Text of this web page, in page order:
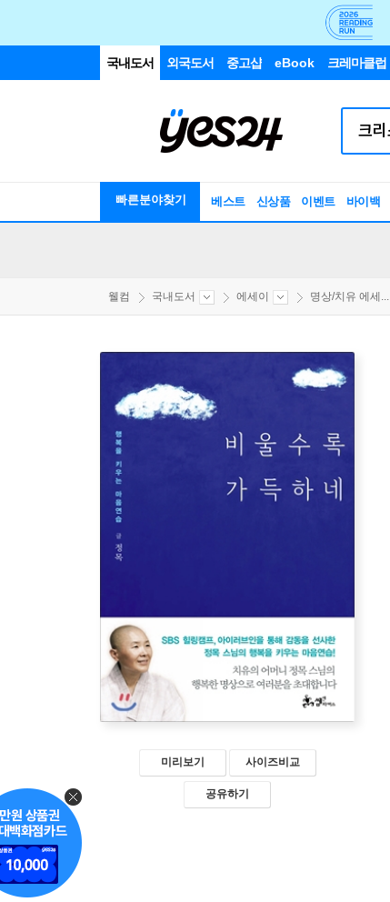
국내도서 외국도서 중고샵 eBook 크레마클럽
빠른분야찾기 베스트 신상품 이벤트 바이백
웰컴 국내도서 에세이 명상/치유 에세...
미리보기 사이즈비교
공유하기